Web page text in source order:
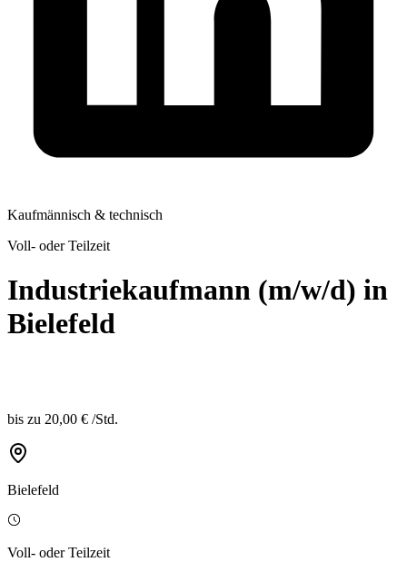
Kaufmännisch & technisch
Voll- oder Teilzeit
Industriekaufmann (m/w/d) in
Bielefeld
bis zu 20,00 € /Std.
Bielefeld
Voll- oder Teilzeit